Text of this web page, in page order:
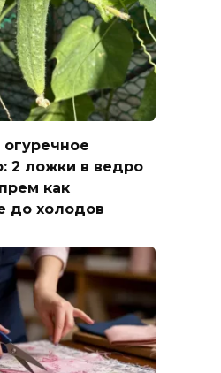
2 ложки в ведро
как
до холодов